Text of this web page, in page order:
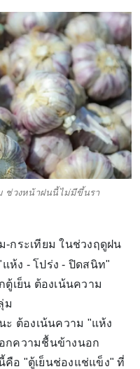
ช่วงหน้าฝนนี้ไม่มีขึ้นรา
กระเทียม ในช่วงฤดูฝน
ห้ง - โปร่ง - ปิดสนิท"
ตู้เย็น ต้องเน้นความ
ม
ะ ต้องเน้นความ "แห้ง
กความชื้นข้างนอก
อ "ตู้เย็นช่องแช่แข็ง" ที่